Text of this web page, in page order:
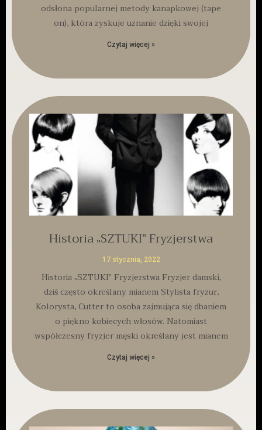
odsłona popularnej metody kanapkowej (tape
on), która zyskuje uznanie dzięki swojej
Czytaj więcej »
Historia „SZTUKI” Fryzjerstwa
17 stycznia, 2022
Historia „SZTUKI” Fryzjerstwa Fryzjer damski,
dziś często określany mianem Stylista fryzur,
Kolorysta, Cutter to osoba zajmująca się dbaniem
o piękno kobiecych włosów. Natomiast
współczesny fryzjer męski określany jest mianem
Czytaj więcej »